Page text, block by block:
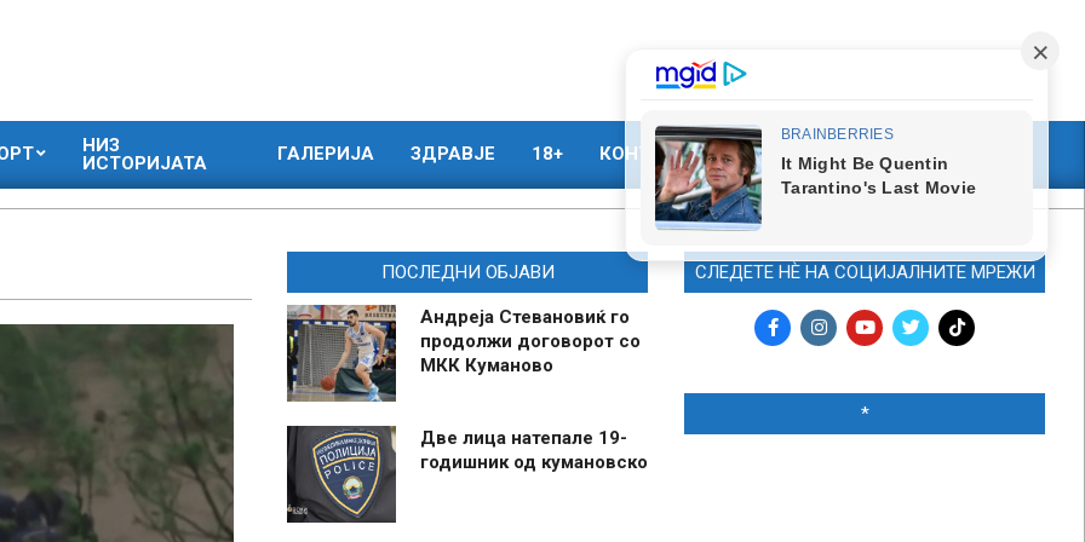
НИЗ
ИСТОРИЈАТА
ГАЛЕРИЈА ЗДРАВЈЕ 18+ КОНТАКТ МАРКЕТИНГ
ПОСЛЕДНИ ОБЈАВИ
Андреја Стевановиќ го
продолжи договорот со
МКК Куманово
Две лица натепале 19-
годишник од кумановско
СЛЕДЕТЕ НЀ НА СОЦИЈАЛНИТЕ МРЕЖИ
*